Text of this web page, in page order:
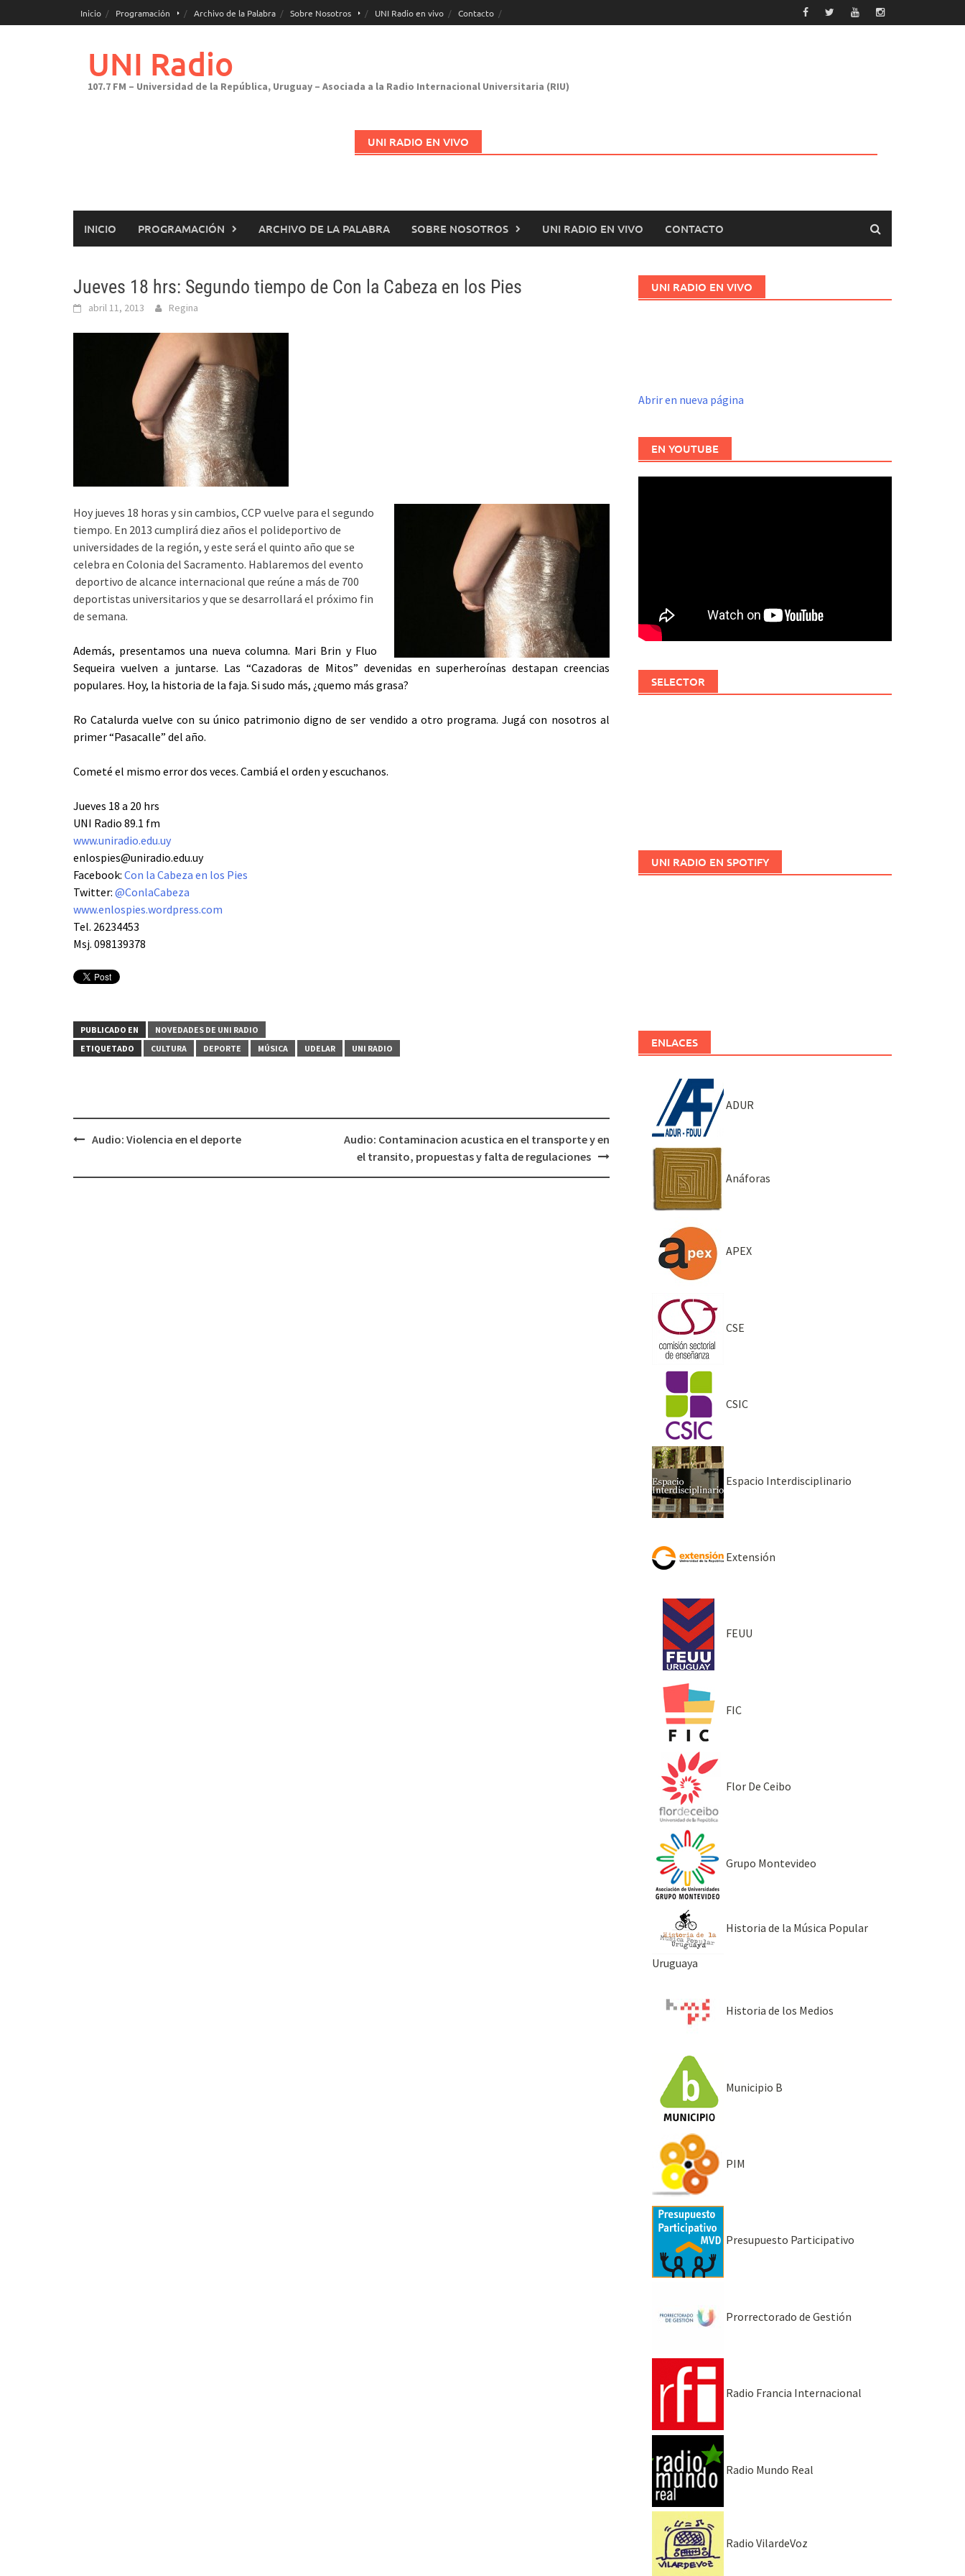
al
Inicio Programación Archivo de la Palabra Sobre Nosotros UNI Radio en vivo Contacto
UNI Radio
107.7 FM – Universidad de la República, Uruguay – Asociada a la Radio Internacional Universitaria (RIU)
UNI RADIO EN VIVO
INICIO PROGRAMACIÓN ARCHIVO DE LA PALABRA SOBRE NOSOTROS UNI RADIO EN VIVO CONTACTO
Jueves 18 hrs: Segundo tiempo de Con la Cabeza en los Pies
abril 11, 2013 Regina
Hoy jueves 18 horas y sin cambios, CCP vuelve para el segundo
tiempo. En 2013 cumplirá diez años el polideportivo de
universidades de la región, y este será el quinto año que se
celebra en Colonia del Sacramento. Hablaremos del evento
deportivo de alcance internacional que reúne a más de 700
deportistas universitarios y que se desarrollará el próximo fin
de semana.
Además, presentamos una nueva columna. Mari Brin y Fluo
Sequeira vuelven a juntarse. Las “Cazadoras de Mitos” devenidas en superheroínas destapan creencias
populares. Hoy, la historia de la faja. Si sudo más, ¿quemo más grasa?
Ro Catalurda vuelve con su único patrimonio digno de ser vendido a otro programa. Jugá con nosotros al
primer “Pasacalle” del año.
Cometé el mismo error dos veces. Cambiá el orden y escuchanos.
Jueves 18 a 20 hrs
UNI Radio 89.1 fm
www.uniradio.edu.uy
enlospies@uniradio.edu.uy
Facebook: Con la Cabeza en los Pies
Twitter: @ConlaCabeza
www.enlospies.wordpress.com
Tel. 26234453
Msj. 098139378
PUBLICADO EN
NOVEDADES DE UNI RADIO
ETIQUETADO
CULTURA DEPORTE MÚSICA UDELAR UNI RADIO
Audio: Violencia en el deporte
Audio: Contaminacion acustica en el transporte y en
el transito, propuestas y falta de regulaciones
UNI RADIO EN VIVO
Abrir en nueva página
EN YOUTUBE
SELECTOR
UNI RADIO EN SPOTIFY
ENLACES
ADUR
Anáforas
APEX
CSE
CSIC
Espacio Interdisciplinario
Extensión
FEUU
FIC
Flor De Ceibo
Grupo Montevideo
Historia de la Música Popular
Uruguaya
Historia de los Medios
Municipio B
PIM
Presupuesto Participativo
Prorrectorado de Gestión
Radio Francia Internacional
Radio Mundo Real
Radio VilardeVoz